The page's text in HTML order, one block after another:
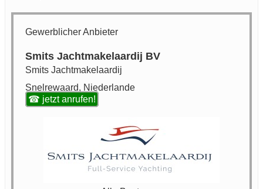
Gewerblicher Anbieter
Smits Jachtmakelaardij BV
Smits Jachtmakelaardij
Snelrewaard, Niederlande
☎ jetzt anrufen!